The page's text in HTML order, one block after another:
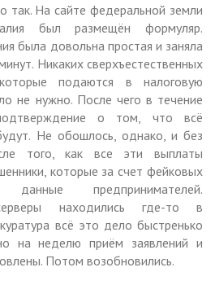
так. На сайте федеральной земли
был размещён формуляр.
была довольна простая и заняла
Никаких сверхъестественных
подаются в налоговую
не нужно. После чего в течение
о том, что всё
Не обошлось, однако, и без
того, как все эти выплаты
которые за счет фейковых
предпринимателей.
находились где-то в
всё это дело быстренько
на неделю приём заявлений и
Потом возобновились.